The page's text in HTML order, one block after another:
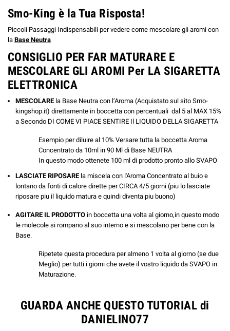
Smo-King è la Tua Risposta!
Piccoli Passaggi Indispensabili per vedere come mescolare gli aromi con
la Base Neutra
CONSIGLIO PER FAR MATURARE E
MESCOLARE GLI AROMI Per LA SIGARETTA
ELETTRONICA
MESCOLARE la Base Neutra con l’Aroma (Acquistato sul sito Smo-
kingshop.it) direttamente in boccetta con percentuali dal 5 al MAX 15%
a Secondo DI COME VI PIACE SENTIRE Il LIQUIDO DELLA SIGARETTA
Esempio per diluire al 10% Versare tutta la boccetta Aroma
Concentrato da 10ml in 90 Ml di Base NEUTRA
In questo modo ottenete 100 ml di prodotto pronto allo SVAPO
LASCIATE RIPOSARE la miscela con l'Aroma Concentrato al buio e
lontano da fonti di calore dirette per CIRCA 4/5 giorni (piu lo lasciate
riposare piu il liquido matura e quindi diventa piu buono)
AGITARE IL PRODOTTO in boccetta una volta al giorno,in questo modo
le molecole si rompano al suo interno e si mescolano per bene con la
Base.
Ripetete questa procedura per almeno 1 volta al giorno (se due
Meglio) per tutti i giorni che avete il vostro liquido da SVAPO in
Maturazione.
GUARDA ANCHE QUESTO TUTORIAL di
DANIELINO77